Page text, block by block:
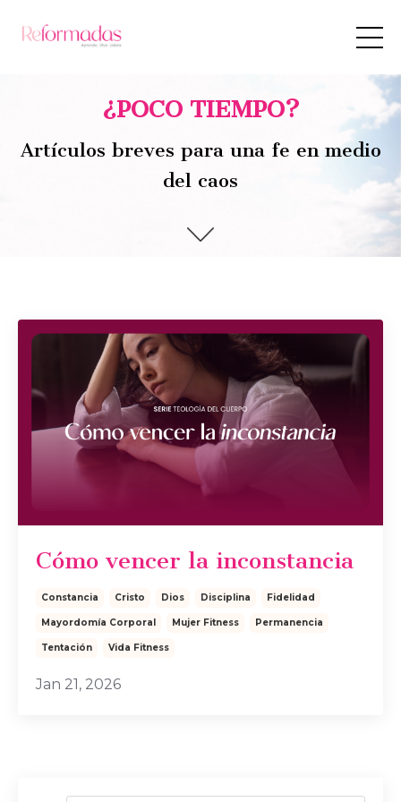
¿POCO TIEMPO?
Artículos breves para una fe en medio
del caos
Cómo vencer la inconstancia
Constancia Cristo Dios Disciplina Fidelidad
Mayordomía Corporal Mujer Fitness Permanencia
Tentación Vida Fitness
Jan 21, 2026